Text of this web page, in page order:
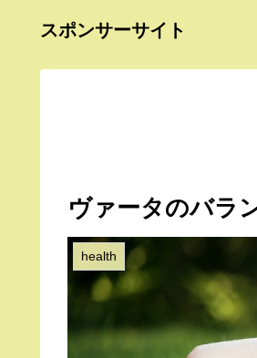
スポンサーサイト
ヴァータのバラ
health